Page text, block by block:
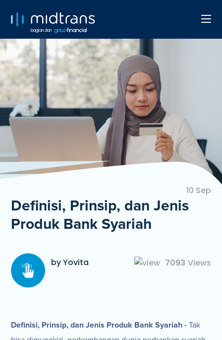
bagian dari
10 Sep
Definisi, Prinsip, dan Jenis
Produk Bank Syariah
by Yovita 7093 Views
Definisi, Prinsip, dan Jenis Produk Bank Syariah -Tak